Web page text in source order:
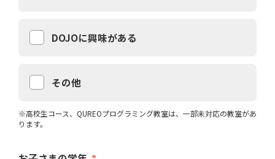
DOJOに興味がある
その他
※高校生コース、QUREOプログラミング教室は、一部未対応の教室があ
ります。